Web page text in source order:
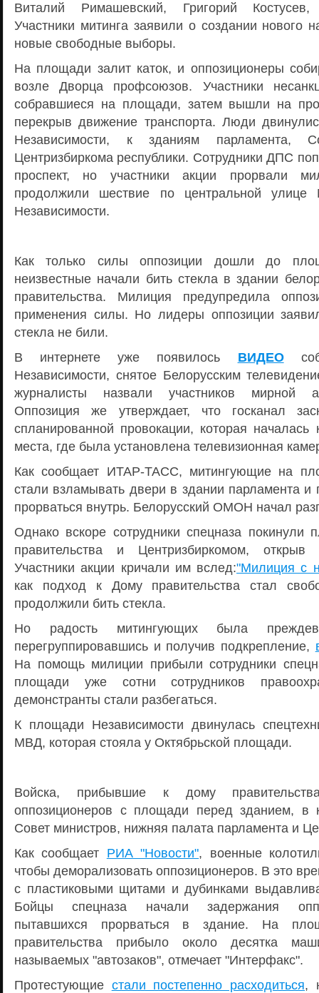
Виталий Римашевский, Григорий
Участники митинга заявили о создании нового
новые свободные выборы.
На площади залит каток, и оппозиционеры
возле Дворца профсоюзов. Участники
собравшиеся на площади, затем вышли на
перекрыв движение транспорта. Люди
Независимости, к зданиям парламента,
Центризбиркома республики. Сотрудники ДПС
проспект, но участники акции прорвали
продолжили шествие по центральной
Независимости.
Как только силы оппозиции дошли до
неизвестные начали бить стекла в здании
правительства. Милиция предупредила
применения силы. Но лидеры оппозиции
стекла не били.
В интернете уже появилось ВИДЕО
Независимости, снятое Белорусским
журналисты назвали участников мирной
Оппозиция же утверждает, что госканал
спланированной провокации, которая началась
места, где была установлена телевизионная
Как сообщает ИТАР-ТАСС, митингующие на
стали взламывать двери в здании парламента и
прорваться внутрь. Белорусский ОМОН начал
Однако вскоре сотрудники спецназа
правительства и Центризбиркомом,
Участники акции кричали им вслед:"Милиция с
как подход к Дому правительства стал
продолжили бить стекла.
Но радость митингующих была
перегруппировавшись и получив подкрепление,
На помощь милиции прибыли сотрудники
площади уже сотни сотрудников
демонстранты стали разбегаться.
К площади Независимости двинулась
МВД, которая стояла у Октябрьской площади.
Войска, прибывшие к дому
оппозиционеров с площади перед зданием, в
Совет министров, нижняя палата парламента и
Как сообщает РИА "Новости", военные
чтобы деморализовать оппозиционеров. В это
с пластиковыми щитами и дубинками
Бойцы спецназа начали задержания
пытавшихся прорваться в здание. На
правительства прибыло около десятка
называемых "автозаков", отмечает "Интерфакс".
Протестующие стали постепенно расходиться,